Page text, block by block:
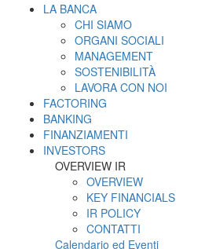
LA BANCA
CHI SIAMO
ORGANI SOCIALI
MANAGEMENT
SOSTENIBILITÀ
LAVORA CON NOI
FACTORING
BANKING
FINANZIAMENTI
INVESTORS
OVERVIEW IR
OVERVIEW
KEY FINANCIALS
IR POLICY
CONTATTI
Calendario ed Eventi